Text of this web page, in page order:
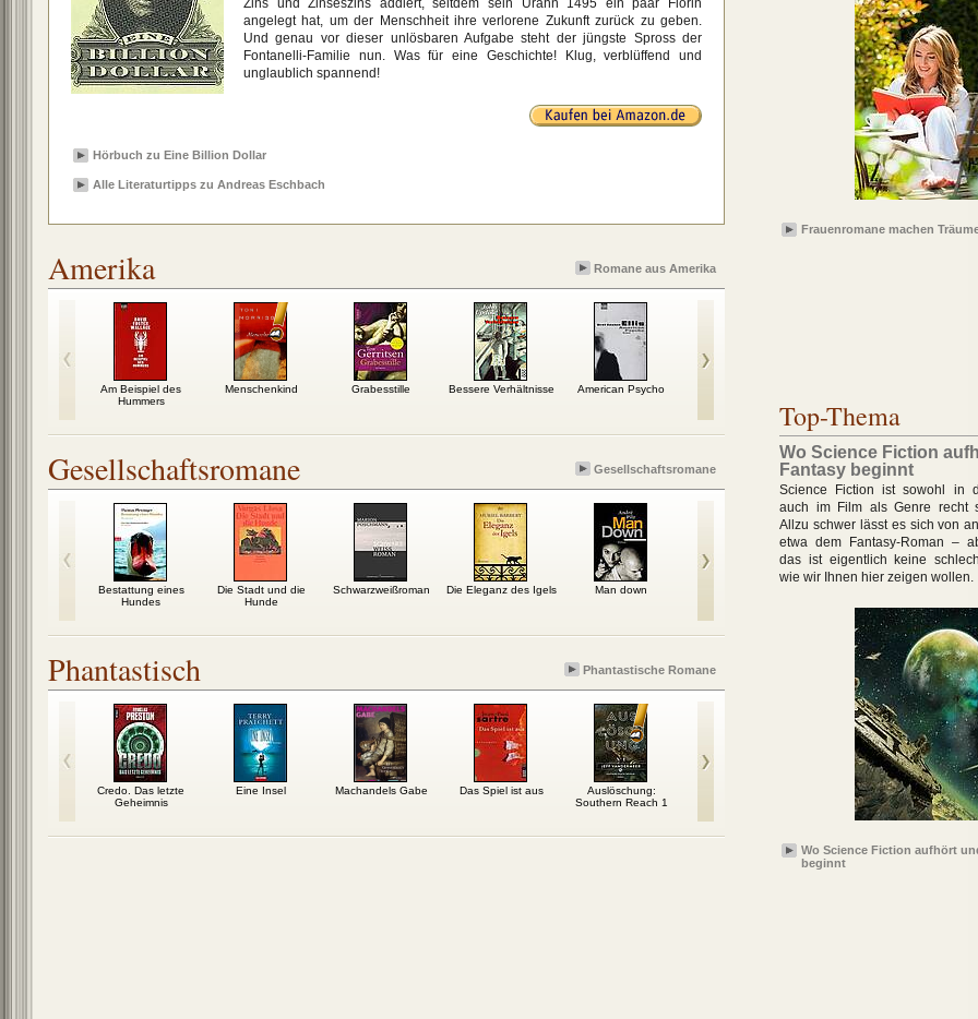
Zins und Zinseszins addiert, seitdem sein Urahn 1495 ein paar Florin
angelegt hat, um der Menschheit ihre verlorene Zukunft zurück zu geben.
Und genau vor dieser unlösbaren Aufgabe steht der jüngste Spross der
Fontanelli-Familie nun. Was für eine Geschichte! Klug, verblüffend und
unglaublich spannend!
Hörbuch zu Eine Billion Dollar
Alle Literaturtipps zu Andreas Eschbach
Amerika Romane aus Amerika
Am Beispiel des
Hummers
Menschenkind Grabesstille Bessere Verhältnisse American Psycho
Gesellschaftsromane Gesellschaftsromane
Bestattung eines
Hundes
Die Stadt und die
Hunde
Schwarzweißroman Die Eleganz des Igels Man down
Phantastisch Phantastische Romane
Credo. Das letzte
Geheimnis
Eine Insel Machandels Gabe Das Spiel ist aus
Auslöschung:
Southern Reach 1
Das Haus zur
besonderen
Verwendung
Don
Frauenromane machen
Top-Thema
Wo Science Fiction
Fantasy beginnt
Science Fiction ist sowohl in
auch im Film als Genre recht
Allzu schwer lässt es sich von
etwa dem Fantasy-Roman –
das ist eigentlich keine
wie wir Ihnen hier zeigen wollen.
Wo Science Fiction aufhört
beginnt